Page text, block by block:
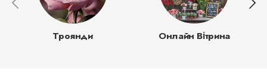
Троянди Онлайн Вітрина